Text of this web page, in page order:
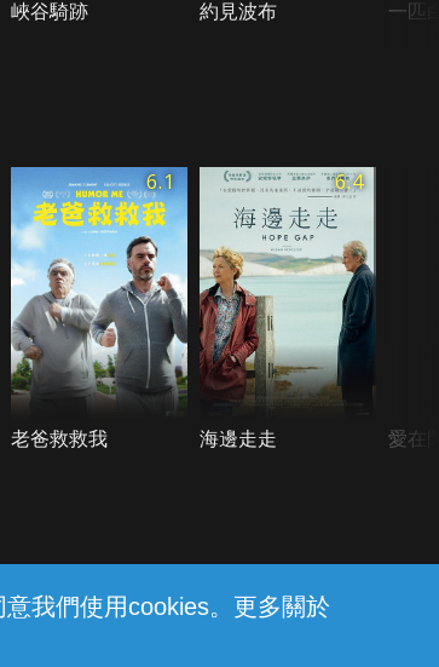
我們使用cookies。更多關於
峽谷騎跡 約見波布 一匹
6.1
老爸救救我
6.4
海邊走走 愛在